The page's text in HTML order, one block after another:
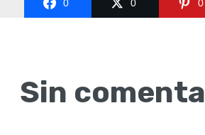
0 0 0
Sin